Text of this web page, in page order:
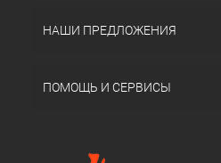
НАШИ ПРЕДЛОЖЕНИЯ
ПОМОЩЬ И СЕРВИСЫ